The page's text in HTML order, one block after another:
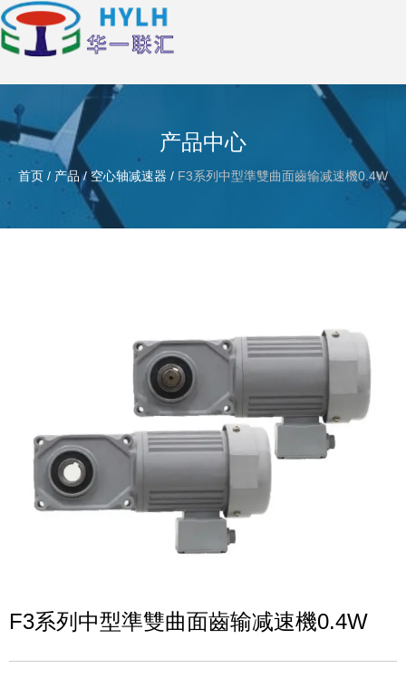
产品中心
首页 / 产品 /空心轴减速器 / F3系列中型準雙曲面齒输减速機0.4W
F3系列中型準雙曲面齒输减速機0.4W